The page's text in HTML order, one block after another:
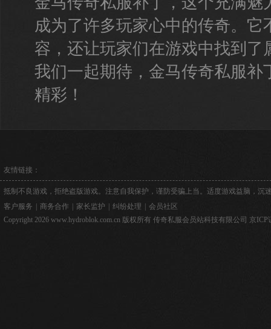
成为了许多玩家心中的传奇。它
容，还让玩家们在游戏中找到了
我们一起期待，金马传奇私服补
精彩！
友情链接：
抵制不良游戏，拒绝盗版游戏。注意自我保护，谨防受骗上当。适度游戏益脑，沉
客户服务
商务合作 家长监护 纠纷处理
会员社区
Copyright 2026 www.hydroblok.com.cn 版权所有 传奇私服会员站科技有限公司 京ICP